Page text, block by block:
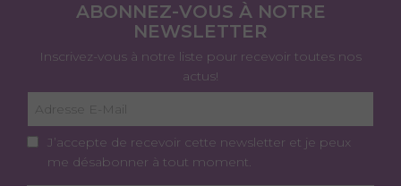
ABONNEZ-VOUS À NOTRE
NEWSLETTER
Inscrivez-vous à notre liste pour recevoir toutes nos
actus!
J’accepte de recevoir cette newsletter et je peux
me désabonner à tout moment.